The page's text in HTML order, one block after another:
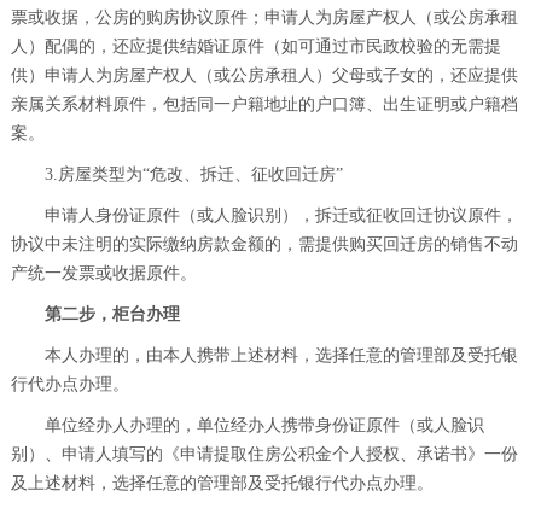
票或收据，公房的购房协议原件；申请人为房屋产权人（或公房承租
人）配偶的，还应提供结婚证原件（如可通过市民政校验的无需提
供）申请人为房屋产权人（或公房承租人）父母或子女的，还应提供
亲属关系材料原件，包括同一户籍地址的户口簿、出生证明或户籍档
案。
3.房屋类型为“危改、拆迁、征收回迁房”
申请人身份证原件（或人脸识别），拆迁或征收回迁协议原件，
协议中未注明的实际缴纳房款金额的，需提供购买回迁房的销售不动
产统一发票或收据原件。
第二步，柜台办理
本人办理的，由本人携带上述材料，选择任意的管理部及受托银
行代办点办理。
单位经办人办理的，单位经办人携带身份证原件（或人脸识
别）、申请人填写的《申请提取住房公积金个人授权、承诺书》一份
及上述材料，选择任意的管理部及受托银行代办点办理。